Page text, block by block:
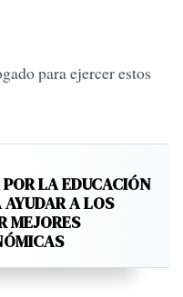
para ejercer estos
LA EDUCACIÓN
A LOS
MEJORES